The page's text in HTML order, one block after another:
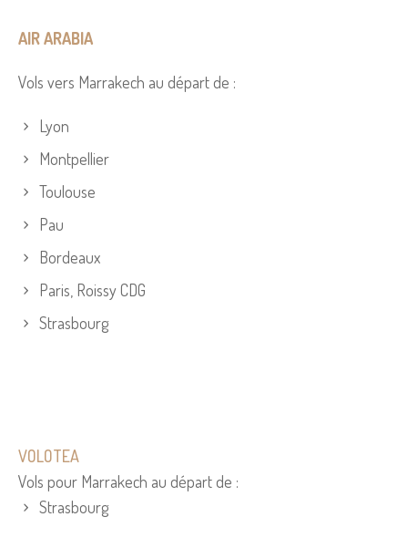
AIR ARABIA
Vols vers Marrakech au départ de :
Lyon
Montpellier
Toulouse
Pau
Bordeaux
Paris, Roissy CDG
Strasbourg
VOLOTEA
Vols pour Marrakech au départ de :
Strasbourg